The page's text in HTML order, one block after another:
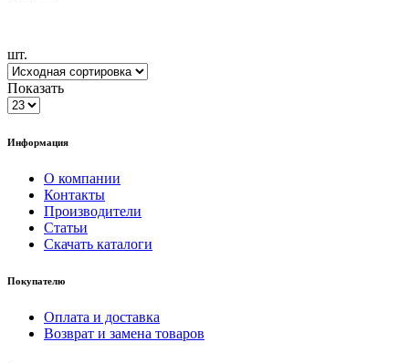
шт.
Показать
Информация
О компании
Контакты
Производители
Статьи
Скачать каталоги
Покупателю
Оплата и доставка
Возврат и замена товаров